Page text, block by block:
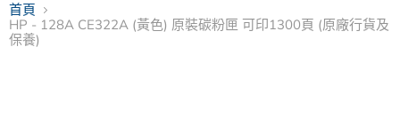
首頁
HP - 128A CE322A (黃色) 原裝碳粉匣 可印1300頁 (原廠行貨及
保養)